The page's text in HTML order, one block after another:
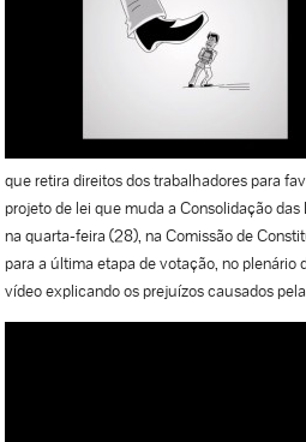
que retira direitos dos trabalhadores para
projeto de lei que muda a Consolidação
na quarta-feira (28), na Comissão de
para a última etapa de votação, no plenário
vídeo explicando os prejuízos causados